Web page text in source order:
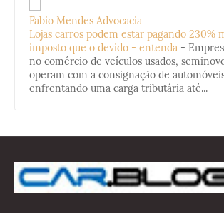
Fabio Mendes Advocacia
Lojas carros podem estar pagando 230%
imposto que o devido - entenda -
no comércio de veículos usados,
operam com a consignação de
enfrentando uma carga tributária até...